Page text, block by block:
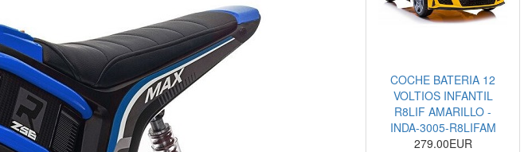
COCHE BATERIA 12
VOLTIOS INFANTIL
R8LIF AMARILLO -
INDA-3005-R8LIFAM
279.00EUR